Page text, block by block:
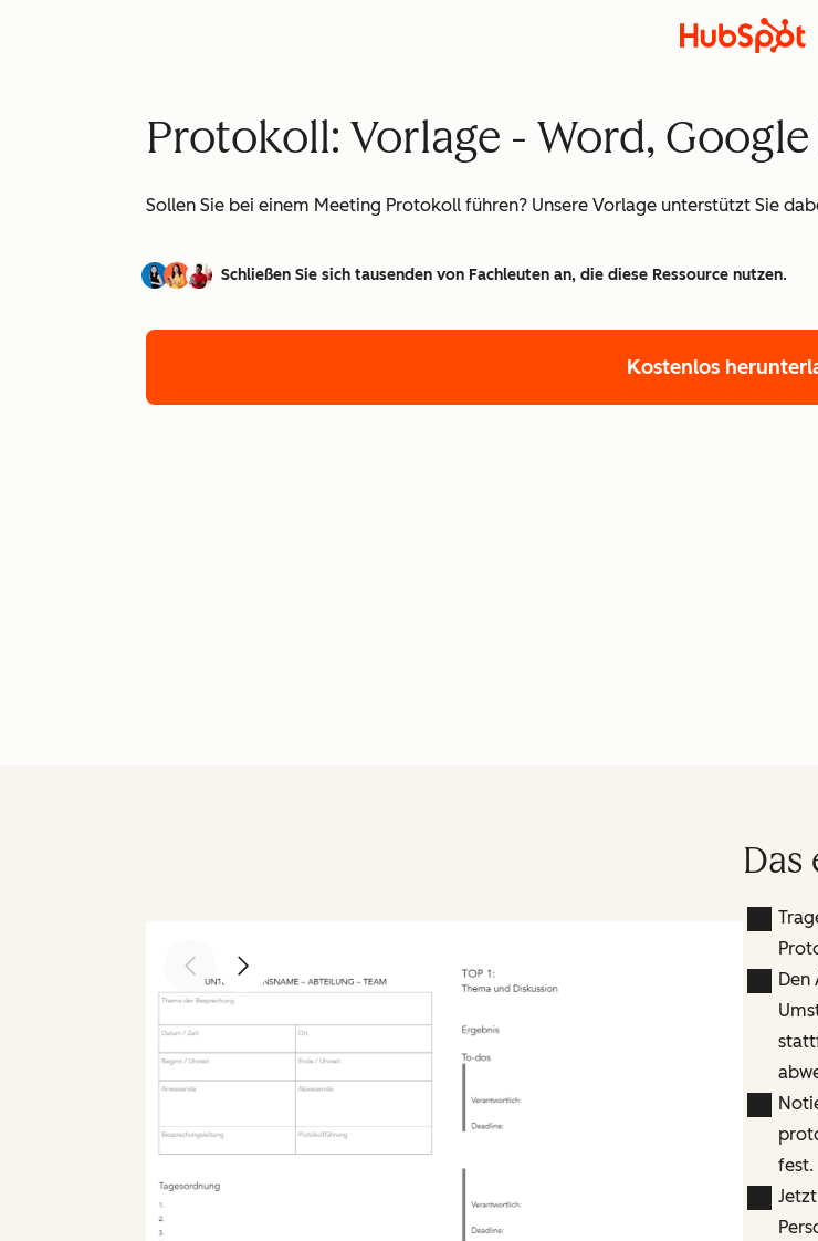
Protokoll: Vorlage - Word, Google
Sollen Sie bei einem Meeting Protokoll führen? Unsere Vorlage unterstützt Sie
Schließen Sie sich tausenden von Fachleuten an, die diese Ressource nutzen.
Kostenlos
Previous slide
Next slide
Das
Den
fest.